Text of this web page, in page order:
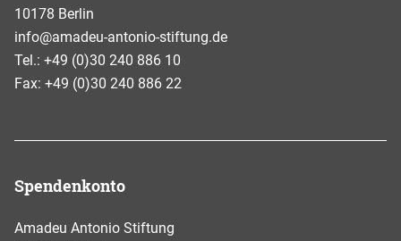
10178 Berlin
info@amadeu-antonio-stiftung.de
Tel.: +49 (0)30 240 886 10
Fax: +49 (0)30 240 886 22
Spendenkonto
Amadeu Antonio Stiftung